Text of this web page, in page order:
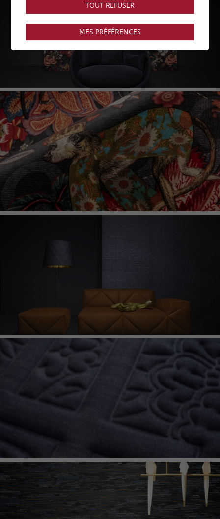
TOUT REFUSER
MES PRÉFÉRENCES